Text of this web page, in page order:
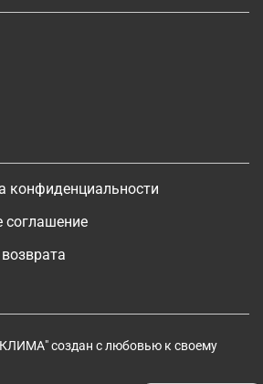
конфиденциальности
соглашение
создан с любовью к своему